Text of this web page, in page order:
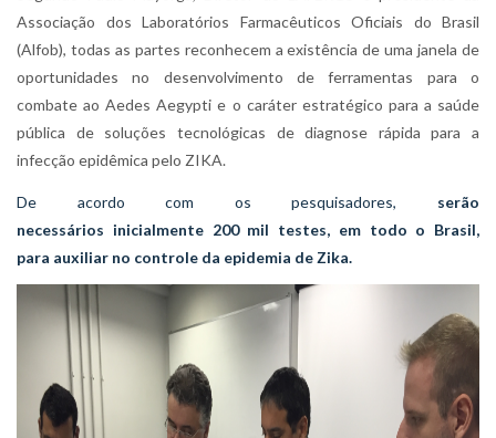
Associação dos Laboratórios Farmacêuticos Oficiais do Brasil
(Alfob), todas as partes reconhecem a existência de uma janela de
oportunidades no desenvolvimento de ferramentas para o
combate ao Aedes Aegypti e o caráter estratégico para a saúde
pública de soluções tecnológicas de diagnose rápida para a
infecção epidêmica pelo ZIKA.
De acordo com os pesquisadores, serão
necessários inicialmente 200 mil testes, em todo o Brasil,
para auxiliar no controle da epidemia de Zika.